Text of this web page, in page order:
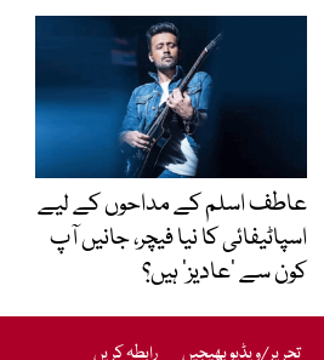
عاطف اسلم کے مداحوں کے لیے
اسپاٹیفائی کا نیا فیچر، جانیں آپ
کون سے ‘عادیز’ ہیں؟
تحریر/ویڈیو بھیجیں رابطہ کریں